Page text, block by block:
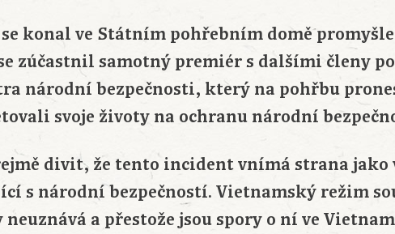
konal ve Státním pohřebním domě
zúčastnil samotný premiér s dalšími členy
národní bezpečnosti, který na pohřbu
svoje životy na ochranu národní
divit, že tento incident vnímá strana jako
s národní bezpečností. Vietnamský režim
a přestože jsou spory o ní ve